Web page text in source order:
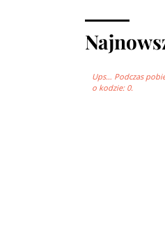
Ups… Podczas
o kodzie: 0.